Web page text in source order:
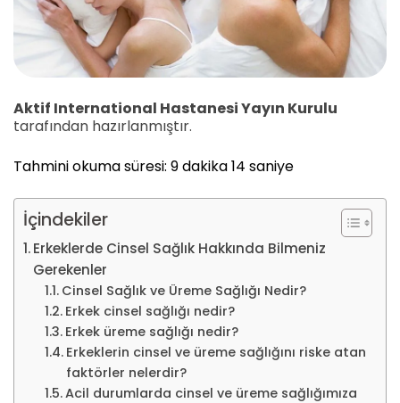
Aktif International Hastanesi Yayın Kurulu
tarafından hazırlanmıştır.
Tahmini okuma süresi: 9 dakika 14 saniye
İçindekiler
Erkeklerde Cinsel Sağlık Hakkında Bilmeniz
Gerekenler
Cinsel Sağlık ve Üreme Sağlığı Nedir?
Erkek cinsel sağlığı nedir?
Erkek üreme sağlığı nedir?
Erkeklerin cinsel ve üreme sağlığını riske atan
faktörler nelerdir?
Acil durumlarda cinsel ve üreme sağlığımıza